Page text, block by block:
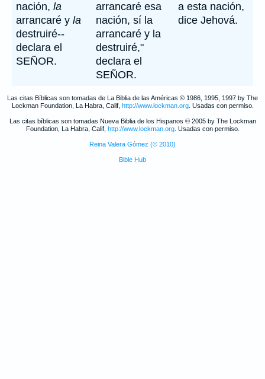
nación, la
arrancaré y la
destruiré--
declara el
SEÑOR.
arrancaré esa
nación, sí la
arrancaré y la
destruiré,"
declara el
SEÑOR.
a esta nación,
dice Jehová.
Las citas Bíblicas son tomadas de La Biblia de las Américas © 1986, 1995, 1997 by The
Lockman Foundation, La Habra, Calif, http://www.lockman.org. Usadas con permiso.
Las citas bíblicas son tomadas Nueva Biblia de los Hispanos © 2005 by The Lockman
Foundation, La Habra, Calif, http://www.lockman.org. Usadas con permiso.
Reina Valera Gómez (© 2010)
Bible Hub